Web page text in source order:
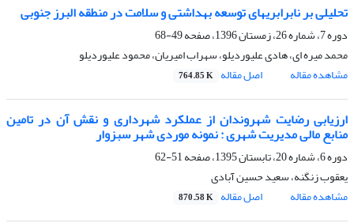
تحلیلی بر نابرابریهای توسعه بهداشتی و سلامت در منطقه البرز جنوبی
دوره 7، شماره 26، زمستان 1396، صفحه
49-68
محمد میره ای، هادی علیوردیلو، سهراب امیریان، محمود علیوردیلو
مشاهده مقاله
اصل مقاله 764.85 K
ارزیابی رضایت شهروندان از عملکرد شهرداری و نقش آن در تامین
منابع مالی مدیریت شهری : نمونه موردی شهر سبزوار
دوره 6، شماره 20، تابستان 1395، صفحه
51-62
یعقوب زنگنه، سعید حسین آبادی
مشاهده مقاله
اصل مقاله 870.58 K